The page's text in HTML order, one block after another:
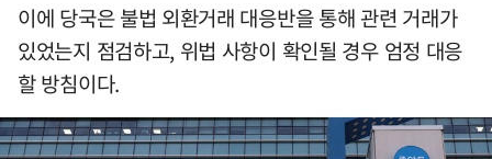
이에 당국은 불법 외환거래 대응반을 통해 관련 거래가
있었는지 점검하고, 위법 사항이 확인될 경우 엄정 대응
할 방침이다.